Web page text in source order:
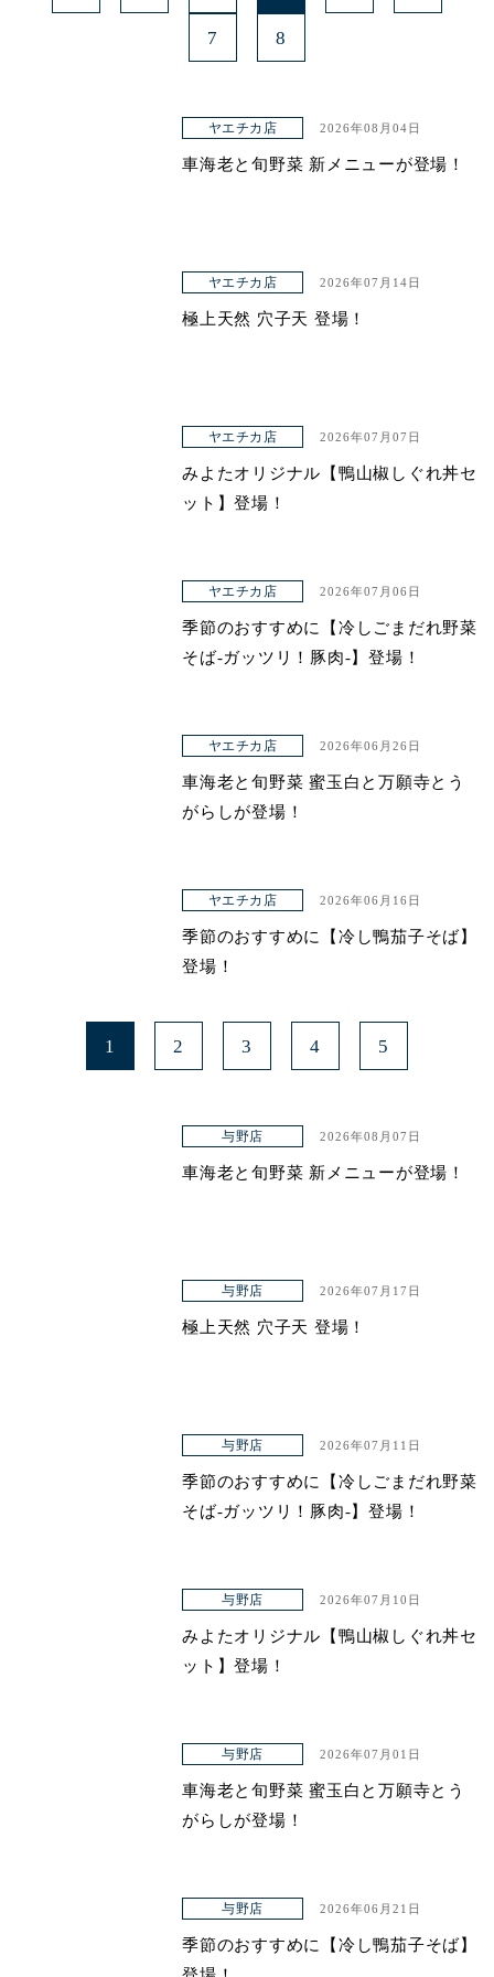
7 8
ヤエチカ店 2026年08月04日
車海老と旬野菜 新メニューが登場！
ヤエチカ店 2026年07月14日
極上天然 穴子天 登場！
ヤエチカ店 2026年07月07日
みよたオリジナル【鴨山椒しぐれ丼セ
ット】登場！
ヤエチカ店 2026年07月06日
季節のおすすめに【冷しごまだれ野菜
そば-ガッツリ！豚肉-】登場！
ヤエチカ店 2026年06月26日
車海老と旬野菜 蜜玉白と万願寺とう
がらしが登場！
ヤエチカ店 2026年06月16日
季節のおすすめに【冷し鴨茄子そば】
登場！
1 2 3 4 5
与野店 2026年08月07日
車海老と旬野菜 新メニューが登場！
与野店 2026年07月17日
極上天然 穴子天 登場！
与野店 2026年07月11日
季節のおすすめに【冷しごまだれ野菜
そば-ガッツリ！豚肉-】登場！
与野店 2026年07月10日
みよたオリジナル【鴨山椒しぐれ丼セ
ット】登場！
与野店 2026年07月01日
車海老と旬野菜 蜜玉白と万願寺とう
がらしが登場！
与野店 2026年06月21日
季節のおすすめに【冷し鴨茄子そば】